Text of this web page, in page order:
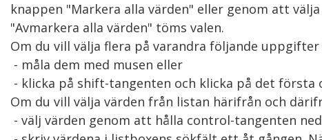
knappen "Markera alla värden" eller genom att
"Avmarkera alla värden" töms valen.
Om du vill välja flera på varandra följande
Om du vill välja värden från listan härifrån och